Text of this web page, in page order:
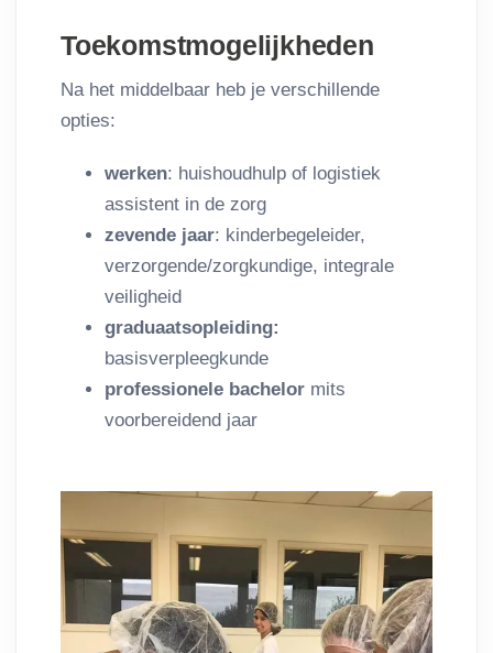
Toekomstmogelijkheden
Na het middelbaar heb je verschillende
opties:
werken: huishoudhulp of logistiek
assistent in de zorg
zevende jaar: kinderbegeleider,
verzorgende/zorgkundige, integrale
veiligheid
graduaatsopleiding:
basisverpleegkunde
professionele bachelor mits
voorbereidend jaar